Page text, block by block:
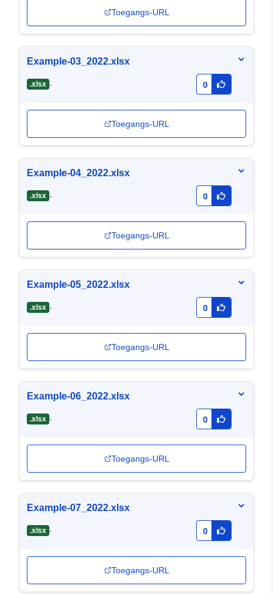
Toegangs-URL
Example-03_2022.xlsx
.xlsx - 0
Toegangs-URL
Example-04_2022.xlsx
.xlsx - 0
Toegangs-URL
Example-05_2022.xlsx
.xlsx - 0
Toegangs-URL
Example-06_2022.xlsx
.xlsx - 0
Toegangs-URL
Example-07_2022.xlsx
.xlsx - 0
Toegangs-URL